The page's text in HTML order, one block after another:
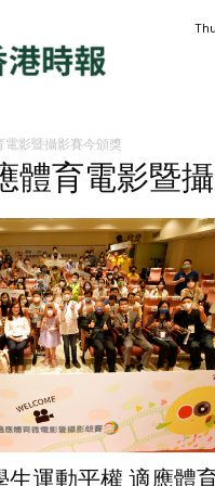
電影暨攝影賽今頒獎
體育電影暨
生運動平權 適應體